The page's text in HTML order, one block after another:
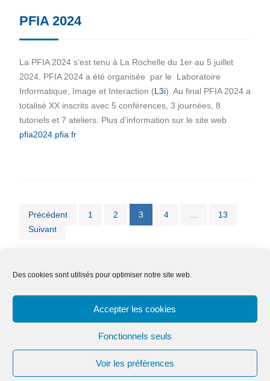
Des cookies sont utilisés pour optimiser notre site web.
Accepter les cookies
Fonctionnels seuls
Voir les préférences
PFIA 2024
La PFIA 2024 s’est tenu à La Rochelle du 1er au 5 juillet
2024. PFIA 2024 a été organisée par le Laboratoire
Informatique, Image et Interaction (L3i). Au final PFIA 2024 a
totalisé XX inscrits avec 5 conférences, 3 journées, 8
tutoriels et 7 ateliers. Plus d’information sur le site web
pfia2024.pfia.fr
Pagination
des
Précédent 1 2 3 4 …
13
Suivant
Nous contacter Adhésion Mentions légales
Effacer ses données
Copyright © Tous droits réservés.